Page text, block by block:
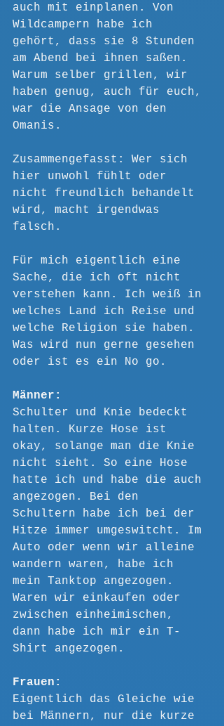
auch mit einplanen. Von
Wildcampern habe ich
gehört, dass sie 8 Stunden
am Abend bei ihnen saßen.
Warum selber grillen, wir
haben genug, auch für euch,
war die Ansage von den
Omanis.
Zusammengefasst: Wer sich
hier unwohl fühlt oder
nicht freundlich behandelt
wird, macht irgendwas
falsch.
Für mich eigentlich eine
Sache, die ich oft nicht
verstehen kann. Ich weiß in
welches Land ich Reise und
welche Religion sie haben.
Was wird nun gerne gesehen
oder ist es ein No go.
Männer:
Schulter und Knie bedeckt
halten. Kurze Hose ist
okay, solange man die Knie
nicht sieht. So eine Hose
hatte ich und habe die auch
angezogen. Bei den
Schultern habe ich bei der
Hitze immer umgeswitcht. Im
Auto oder wenn wir alleine
wandern waren, habe ich
mein Tanktop angezogen.
Waren wir einkaufen oder
zwischen einheimischen,
dann habe ich mir ein T-
Shirt angezogen.
Frauen:
Eigentlich das Gleiche wie
bei Männern, nur die kurze